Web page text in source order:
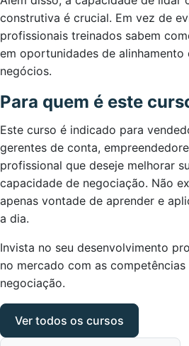
construtiva é crucial. Em vez de
profissionais treinados sabem
em oportunidades de alinhamento
negócios.
Para quem é este
Este curso é indicado para
gerentes de conta,
profissional que deseje melhorar
capacidade de negociação. Não
apenas vontade de aprender e
a dia.
Invista no seu desenvolvimento
no mercado com as
negociação.
Ver todos os cursos